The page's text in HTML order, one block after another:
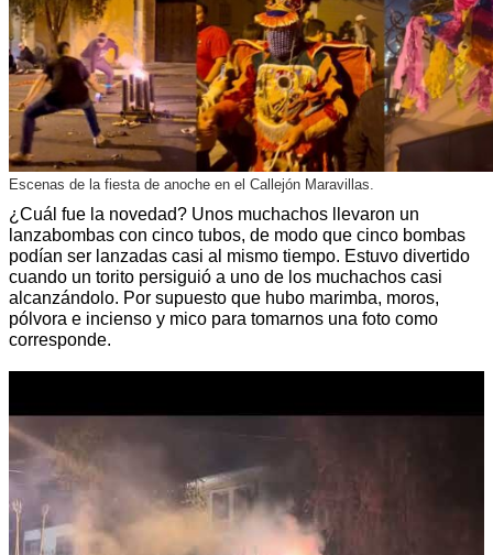
Escenas de la fiesta de anoche en el Callejón Maravillas.
¿Cuál fue la novedad? Unos muchachos llevaron un
lanzabombas con cinco tubos, de modo que cinco bombas
podían ser lanzadas casi al mismo tiempo. Estuvo divertido
cuando un torito persiguió a uno de los muchachos casi
alcanzándolo. Por supuesto que hubo marimba, moros,
pólvora e incienso y mico para tomarnos una foto como
corresponde.